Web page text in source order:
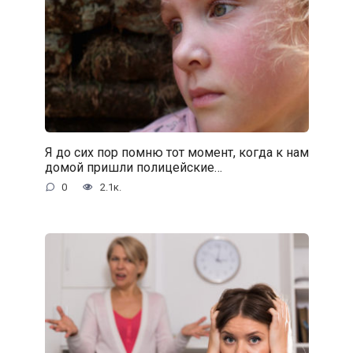
Я до сих пор помню тот момент, когда к нам
домой пришли полицейские…
0 2.1к.